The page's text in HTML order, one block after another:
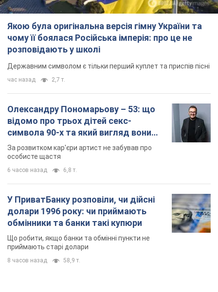
символа 90-х та який вигляд вони
За розвитком кар'єри артист не забував про
особисте щастя
6 часов назад
У ПриватБанку розповіли, чи дійсні
долари 1996 року: чи приймають
обмінники та банки такі купюри
Що робити, якщо банки та обмінні пункти не
приймають старі долари
8 часов назад 58,9 т.